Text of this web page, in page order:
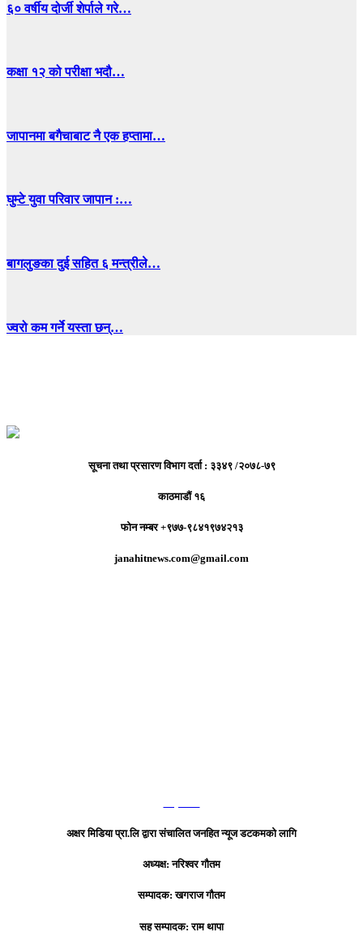
६० वर्षीय दोर्जी शेर्पाले गरे…
कक्षा १२ को परीक्षा भदौ…
जापानमा बगैचाबाट नै एक हप्तामा…
घुम्टे युवा परिवार जापान :…
बागलुङका दुई सहित ६ मन्त्रीले…
ज्वरो कम गर्ने यस्ता छन्…
सूचना तथा प्रसारण विभाग दर्ता : ३३४९ /२०७८-७९
काठमाडौं १६
फोन नम्बर +९७७-९८४१९७४२१३
janahitnews.com@gmail.com
अक्षर मिडिया प्रा.लि द्वारा संचालित जनहित न्यूज डटकमको लागि
अध्यक्ष: नरिश्वर गौतम
सम्पादक: खगराज गौतम
सह सम्पादक: राम थापा